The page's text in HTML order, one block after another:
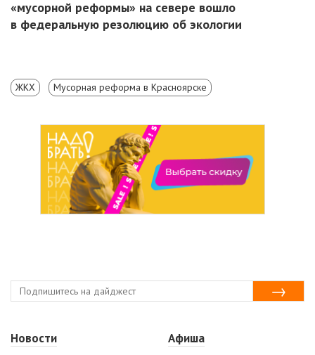
«мусорной реформы» на севере вошло
в федеральную резолюцию об экологии
ЖКХ Мусорная реформа в Красноярске
Новости
Афиша